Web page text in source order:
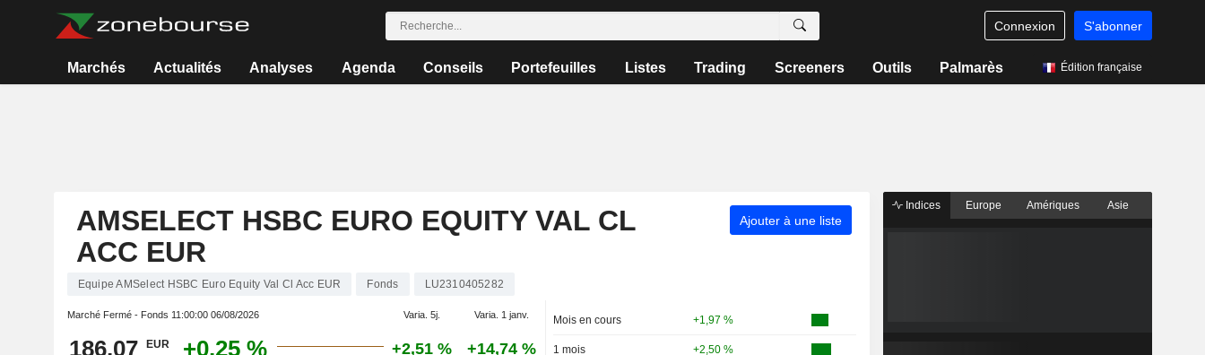
Connexion S'abonner
Marchés Actualités Analyses Agenda Conseils Portefeuilles Listes Trading Screeners Outils Palmarès Édition française
AMSELECT HSBC EURO EQUITY VAL CL
ACC EUR
Ajouter à une liste
Equipe AMSelect HSBC Euro Equity Val Cl Acc EUR Fonds LU2310405282
Marché Fermé - Fonds 11:00:00 06/08/2026 Varia. 5j. Varia. 1 janv.
186,07 EUR +0,25 % +2,51 % +14,74 %
Mois en cours +1,97 %
1 mois +2,50 %
Indices Europe Amériques Asie